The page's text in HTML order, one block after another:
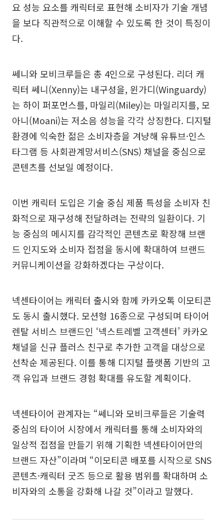
요 성능 요소를 캐릭터로 표현해 소비자가 기술 개념
을 보다 직관적으로 이해할 수 있도록 한 것이 특징이
다.
쎄니와 모비크루들은 총 4인으로 구성된다. 리더 캐
릭터 쎄니(Xenny)는 내구성을, 윈가디(Winguardy)
는 하이 퍼포먼스를, 마일리(Miley)는 마일리지를, 모
아니(Moani)는 저소음 성능을 각각 상징한다. 디지털
환경에 익숙한 젊은 소비자층을 겨냥해 유튜브·인스
타그램 등 사회관계망서비스(SNS) 채널을 중심으로
콘텐츠를 선보일 예정이다.
이번 캐릭터 도입은 기술 중심 제품 특성을 소비자 친
화적으로 재구성해 전달하려는 전략의 일환이다. 기
능 중심의 메시지를 감각적인 콘텐츠로 확장해 브랜
드 인지도와 소비자 접점을 동시에 확대하여 브랜드
커뮤니케이션을 강화하겠다는 구상이다.
넥센타이어는 캐릭터 출시와 함께 카카오톡 이모티콘
도 동시 출시했다. 모션형 16종으로 구성되며 타이어
렌탈 서비스 브랜드인 ‘넥스트레벨 고객센터’ 카카오
채널을 신규 플러스 친구로 추가한 고객을 대상으로
선착순 제공된다. 이를 통해 디지털 플랫폼 기반의 고
객 유입과 브랜드 경험 확대를 유도할 계획이다.
넥센타이어 관계자는 “쎄니와 모비크루들은 기술력
중심의 타이어 시장에서 캐릭터를 통해 소비자와의
일상적 접점을 만들기 위해 기획한 넥센타이어만의
브랜드 자산”이라며 “이모티콘 배포를 시작으로 SNS
콘텐츠·캐릭터 굿즈 등으로 활용 범위를 확대하며 소
비자와의 소통을 강화해 나갈 것”이라고 말했다.